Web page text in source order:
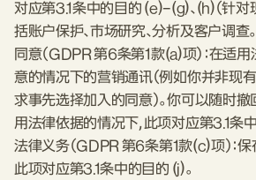
对应第3.1条中的目的 (e)–(g)、(h)（针对
括账户保护、市场研究、分析及客户调查。
同意（GDPR 第6条第1款(a)项）：在适
意的情况下的营销通讯（例如你并非现
求事先选择加入的同意）。你可以随时撤
用法律依据的情况下，此项对应第3.1条
法律义务（GDPR 第6条第1款(c)项）：
此项对应第3.1条中的目的 (j)。